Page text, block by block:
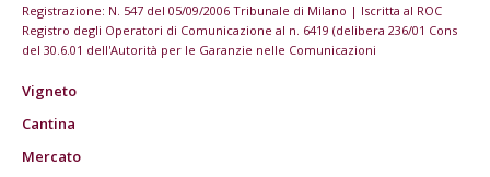
Registrazione: N. 547 del 05/09/2006 Tribunale di Milano | Iscritta al ROC
Registro degli Operatori di Comunicazione al n. 6419 (delibera 236/01 Cons
del 30.6.01 dell'Autorità per le Garanzie nelle Comunicazioni
Vigneto
Cantina
Mercato